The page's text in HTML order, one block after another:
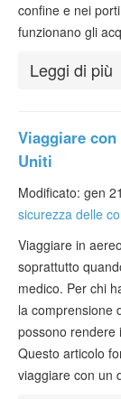
confine e nei
funzionano gli
Leggi di più
Viaggiare
Uniti
Modificato: gen
sicurezza delle
Viaggiare in
soprattutto
medico. Per chi
la comprensione
possono rendere
Questo articolo
viaggiare con un